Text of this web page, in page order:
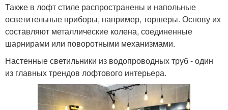
Также в лофт стиле распространены и напольные
осветительные приборы, например, торшеры. Основу их
составляют металлические колена, соединенные
шарнирами или поворотными механизмами.
Настенные светильники из водопроводных труб - один
из главных трендов лофтового интерьера.